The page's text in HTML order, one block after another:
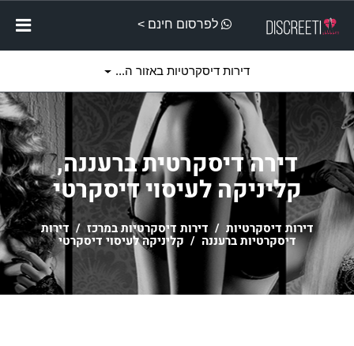
לפרסום חינם >
דירות דיסקרטיות באזור ה...
דירה דיסקרטית ברעננה,
קליניקה לעיסוי דיסקרטי
דירות דיסקרטיות / דירות דיסקרטיות במרכז/ דירות
דיסקרטיות ברעננה / קליניקה לעיסוי דיסקרטי